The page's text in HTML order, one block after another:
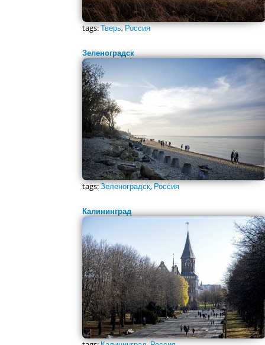
tags:Тверь,Россия
Зеленоградск
tags:Зеленоградск,Россия
Калининград